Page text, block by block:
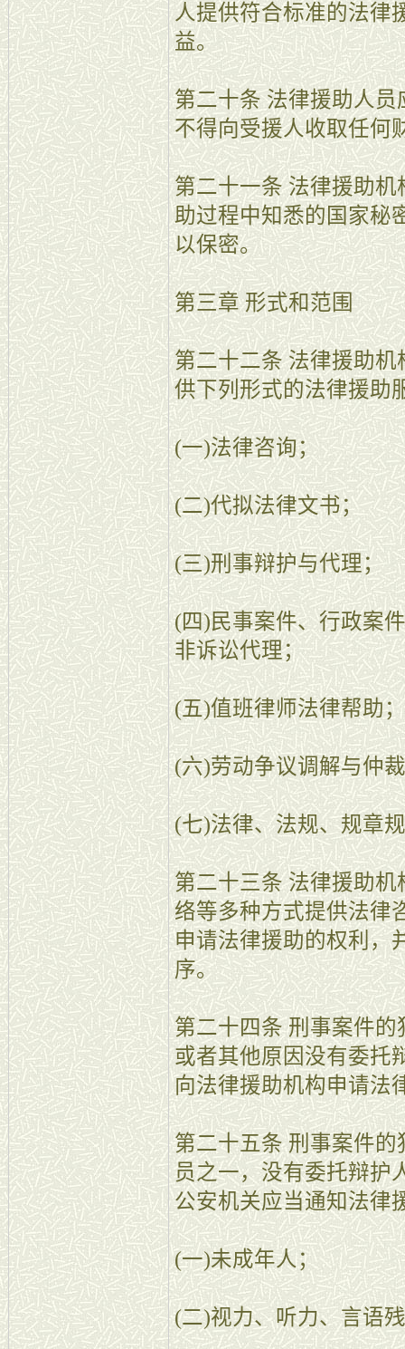
人提供符合标准的法律
益。
第二十条 法律援助人
不得向受援人收取任何
第二十一条 法律援助
助过程中知悉的国家秘
以保密。
第三章 形式和范围
第二十二条 法律援助
供下列形式的法律援助
(一)法律咨询；
(二)代拟法律文书；
(三)刑事辩护与代理；
(四)民事案件、行政案
非诉讼代理；
(五)值班律师法律帮助；
(六)劳动争议调解与仲
(七)法律、法规、规章
第二十三条 法律援助
络等多种方式提供法律
申请法律援助的权利，
序。
第二十四条 刑事案件
或者其他原因没有委托
向法律援助机构申请法
第二十五条 刑事案件
员之一，没有委托辩护
公安机关应当通知法律
(一)未成年人；
(二)视力、听力、言语